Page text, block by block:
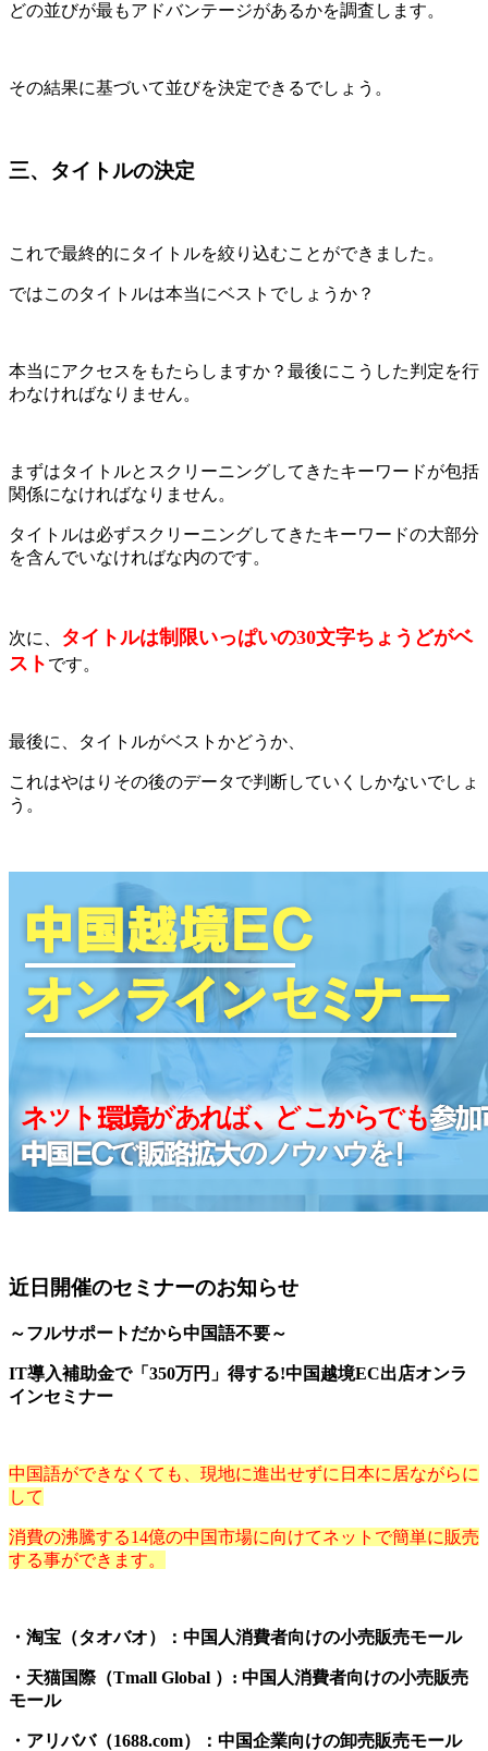
どの並びが最もアドバンテージがあるかを調査します。
その結果に基づいて並びを決定できるでしょう。
三、タイトルの決定
これで最終的にタイトルを絞り込むことができました。
ではこのタイトルは本当にベストでしょうか？
本当にアクセスをもたらしますか？最後にこうした判定を行
わなければなりません。
まずはタイトルとスクリーニングしてきたキーワードが包括
関係になければなりません。
タイトルは必ずスクリーニングしてきたキーワードの大部分
を含んでいなければな内のです。
次に、
タイトルは制限いっぱいの30文字ちょうどがベ
スト です。
最後に、タイトルがベストかどうか、
これはやはりその後のデータで判断していくしかないでしょ
う。
近日開催のセミナーのお知らせ
～フルサポートだから中国語不要～
IT導入補助金で「350万円」得する!中国越境EC出店オンラ
インセミナー
中国語ができなくても、現地に進出せずに日本に居ながらに
して
消費の沸騰する14億の中国市場に向けてネットで簡単に販売
する事ができます。
・淘宝（タオバオ）：中国人消費者向けの小売販売モール
・天猫国際（Tmall Global ）: 中国人消費者向けの小売販売
モール
・アリババ（1688.com）：中国企業向けの卸売販売モール